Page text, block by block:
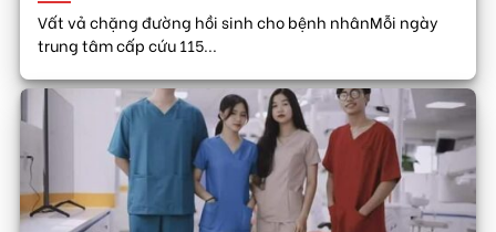
Vất vả chặng đường hồi sinh cho bệnh nhânMỗi ngày
trung tâm cấp cứu 115...